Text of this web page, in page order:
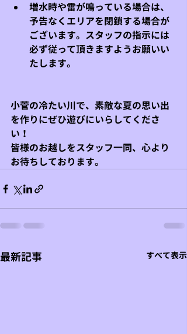
増水時や雷が鳴っている場合は、
予告なくエリアを閉鎖する場合が
ございます。スタッフの指示には
必ず従って頂きますようお願いい
たします。
小菅の冷たい川で、素敵な夏の思い出
を作りにぜひ遊びにいらしてくださ
い！
皆様のお越しをスタッフ一同、心より
お待ちしております。
最新記事 すべて表示